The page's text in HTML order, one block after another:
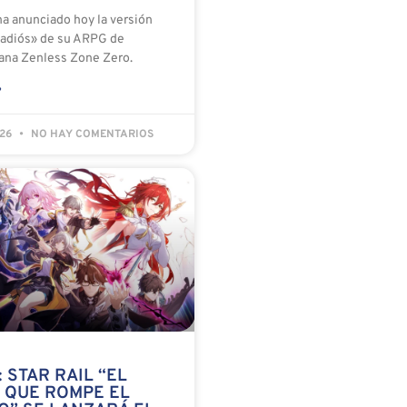
anunciado hoy la versión
de su ARPG de
Zenless Zone Zero.
NO HAY COMENTARIOS
RAIL “EL
ROMPE EL